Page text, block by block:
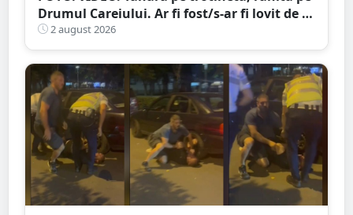
Drumul Careiului. Ar fi fost/s-ar fi lovit de o
mașină
2 august 2026